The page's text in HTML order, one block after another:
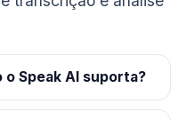
Speak AI suporta?